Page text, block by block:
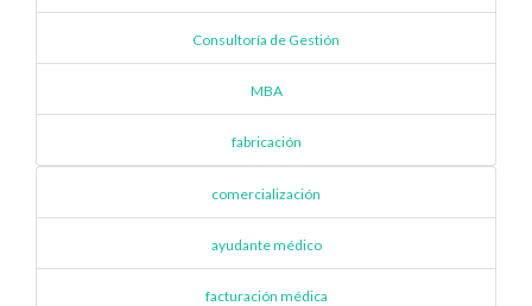
Consultoría de Gestión
MBA
fabricación
comercialización
ayudante médico
facturación médica